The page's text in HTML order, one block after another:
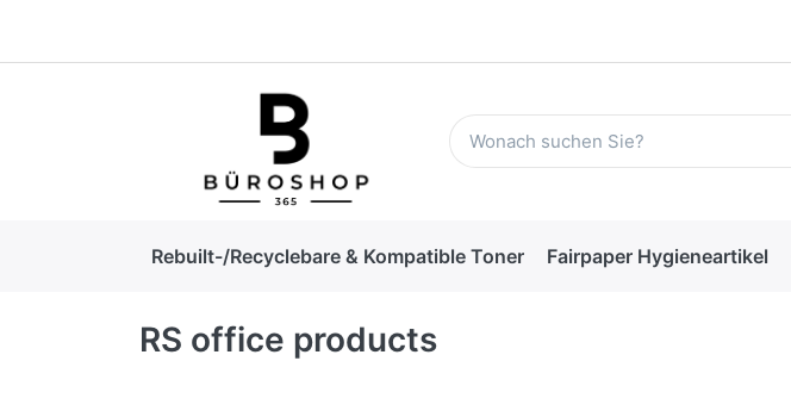
Rebuilt-/Recyclebare & Kompatible Toner Fairpaper Hygieneartikel
RS office products